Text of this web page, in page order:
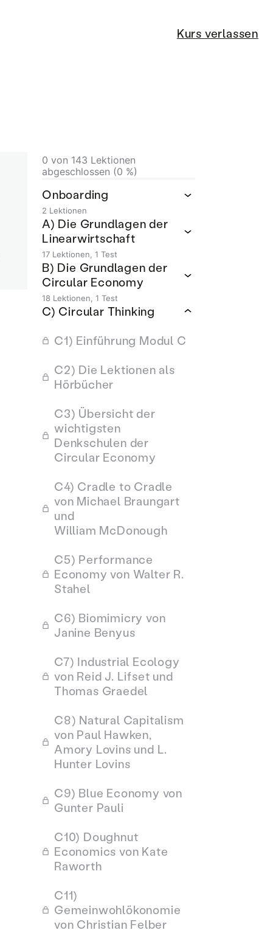
Kurs verlassen
0 von 143 Lektionen
abgeschlossen (0 %)
Onboarding
2 Lektionen
A) Die Grundlagen der
Linearwirtschaft
17 Lektionen, 1 Test
B) Die Grundlagen der
Circular Economy
18 Lektionen, 1 Test
C) Circular Thinking
C1) Einführung Modul C
C2) Die Lektionen als
Hörbücher
C3) Übersicht der
wichtigsten
Denkschulen der
Circular Economy
C4) Cradle to Cradle
von Michael Braungart
und
William McDonough
C5) Performance
Economy von Walter R.
Stahel
C6) Biomimicry von
Janine Benyus
C7) Industrial Ecology
von Reid J. Lifset und
Thomas Graedel
C8) Natural Capitalism
von Paul Hawken,
Amory Lovins und L.
Hunter Lovins
C9) Blue Economy von
Gunter Pauli
C10) Doughnut
Economics von Kate
Raworth
C11)
Gemeinwohlökonomie
von Christian Felber